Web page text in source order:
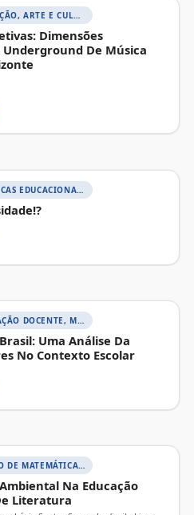
12 EDUCAÇÃO, ARTE E CULTURAS
Dimensões
Underground De Música
01 POLÍTICAS EDUCACIONAIS, DIVERSIDADE E JUSTIÇA SOCIAL
04 FORMAÇÃO DOCENTE, MEMÓRIA E HISTÓRIA DA EDUCAÇÃO
Uma Análise Da
No Contexto Escolar
05 ENSINO DE MATEMÁTICA E CIÊNCIAS, SABERES, AMBIENTE E PRÁTICAS INVESTIGATIVAS
Na Educação
Literatura